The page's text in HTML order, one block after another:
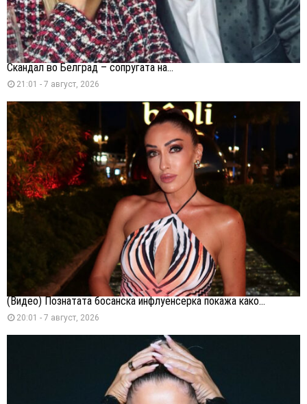
Скандал во Белград – сопругата на...
21:01 - 7 август, 2026
(Видео) Познатата босанска инфлуенсерка покажа како...
20:01 - 7 август, 2026